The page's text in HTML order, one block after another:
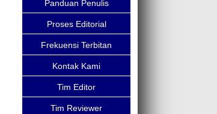
Panduan Penulis
Proses Editorial
Frekuensi Terbitan
Kontak Kami
Tim Editor
Tim Reviewer